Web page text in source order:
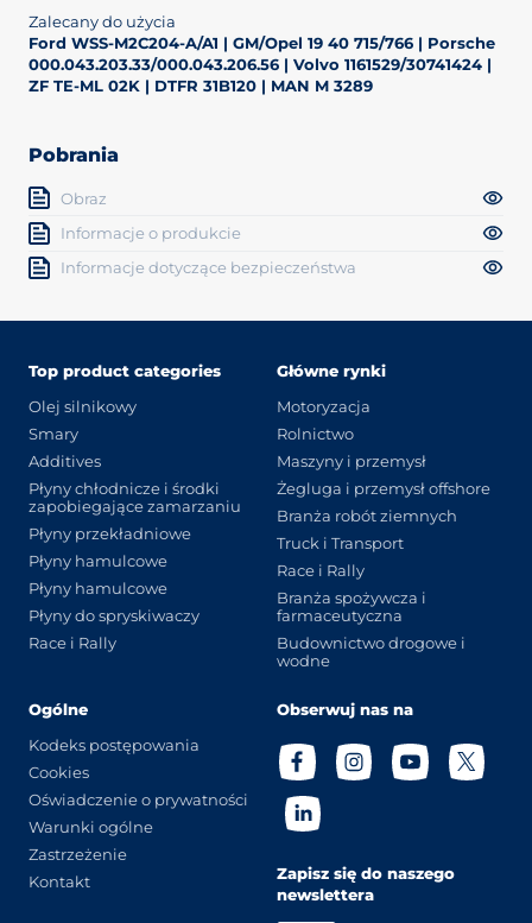
Zalecany do użycia
Ford WSS-M2C204-A/A1 | GM/Opel 19 40 715/766 | Porsche
000.043.203.33/000.043.206.56 | Volvo 1161529/30741424 |
ZF TE-ML 02K | DTFR 31B120 | MAN M 3289
Pobrania
Obraz
Informacje o produkcie
Informacje dotyczące bezpieczeństwa
Top product categories
Olej silnikowy
Smary
Additives
Płyny chłodnicze i środki
zapobiegające zamarzaniu
Płyny przekładniowe
Płyny hamulcowe
Płyny hamulcowe
Płyny do spryskiwaczy
Race i Rally
Główne rynki
Motoryzacja
Rolnictwo
Maszyny i przemysł
Żegluga i przemysł offshore
Branża robót ziemnych
Truck i Transport
Race i Rally
Branża spożywcza i
farmaceutyczna
Budownictwo drogowe i
wodne
Ogólne
Kodeks postępowania
Cookies
Oświadczenie o prywatności
Warunki ogólne
Zastrzeżenie
Kontakt
Obserwuj nas na
Zapisz się do naszego
newslettera